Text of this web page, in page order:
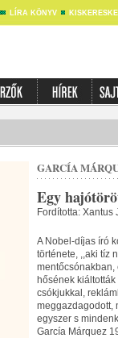
LÍRA KÖNYV
GARCÍA
Egy
Fordította: Xantus
A Nobel-díjas író
története, ,,aki tíz
mentőcsónakban,
hősének
csókjukkal,
meggazdagodott,
egyszer s
García Márquez